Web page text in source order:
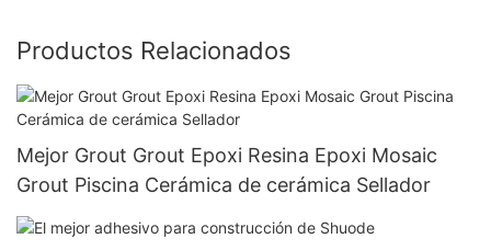
Productos Relacionados
Mejor Grout Grout Epoxi Resina Epoxi Mosaic
Grout Piscina Cerámica de cerámica Sellador